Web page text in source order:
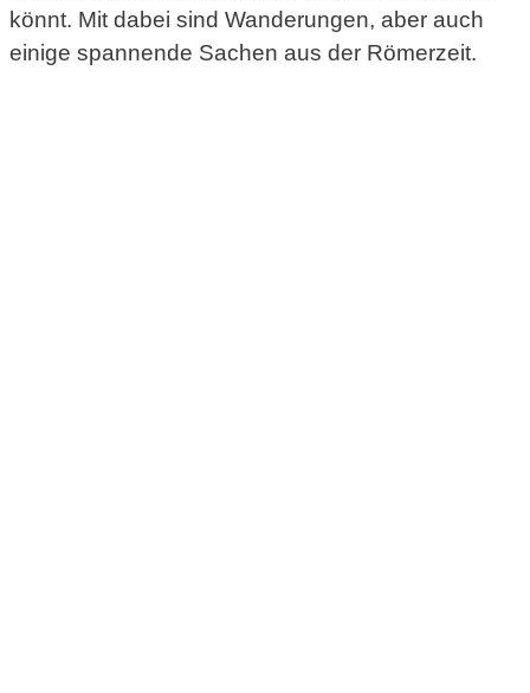
könnt. Mit dabei sind Wanderungen, aber auch
einige spannende Sachen aus der Römerzeit.